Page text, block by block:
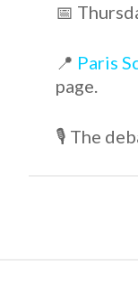
📅
📍 Paris
page.
🎙 The